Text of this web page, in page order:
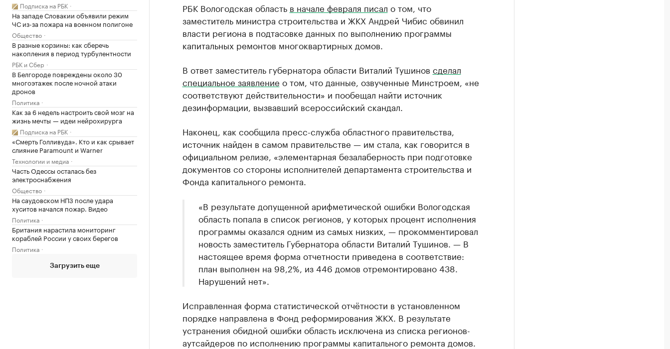
Подписка на РБК
На западе Словакии объявили режим
ЧС из-за пожара на военном полигоне
Общество
В разные корзины: как сберечь
накопления в период турбулентности
РБК и Сбер
В Белгороде повреждены около 30
многоэтажек после ночной атаки
дронов
Политика
Как за 6 недель настроить свой мозг на
жизнь мечты — идеи нейрохирурга
Подписка на РБК
«Смерть Голливуда». Кто и как срывает
слияние Paramount и Warner
Технологии и медиа
Часть Одессы осталась без
электроснабжения
Общество
На саудовском НПЗ после удара
хуситов начался пожар. Видео
Политика
Британия нарастила мониторинг
кораблей России у своих берегов
Политика
Загрузить еще
РБК Вологодская область в начале февраля писал о том, что
заместитель министра строительства и ЖКХ Андрей Чибис обвинил
власти региона в подтасовке данных по выполнению программы
капитальных ремонтов многоквартирных домов.
В ответ заместитель губернатора области Виталий Тушинов сделал
специальное заявление о том, что данные, озвученные Минстроем, «не
соответствуют действительности» и пообещал найти источник
дезинформации, вызвавший всероссийский скандал.
Наконец, как сообщила пресс-служба областного правительства,
источник найден в самом правительстве — им стала, как говорится в
официальном релизе, «элементарная безалаберность при подготовке
документов со стороны исполнителей департамента строительства и
Фонда капитального ремонта.
«В результате допущенной арифметической ошибки Вологодская
область попала в список регионов, у которых процент исполнения
программы оказался одним из самых низких, — прокомментировал
новость заместитель Губернатора области Виталий Тушинов. — В
настоящее время форма отчетности приведена в соответствие:
план выполнен на 98,2%, из 446 домов отремонтировано 438.
Нарушений нет».
Исправленная форма статистической отчётности в установленном
порядке направлена в Фонд реформирования ЖКХ. В результате
устранения обидной ошибки область исключена из списка регионов-
аутсайдеров по исполнению программы капитального ремонта домов.